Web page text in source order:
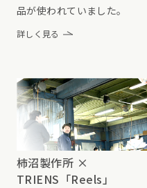
品が使われていました。
詳しく見る
柿沼製作所 ×
TRIENS「Reels」